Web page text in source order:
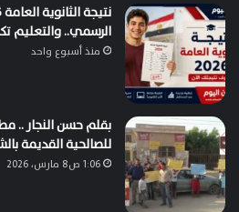
الرسمي.. والتعليم
منذ أسبوع واحد
بقلم حسن النجار ..
للصالحية القديمة
1:06 ص8 مارس، 2026